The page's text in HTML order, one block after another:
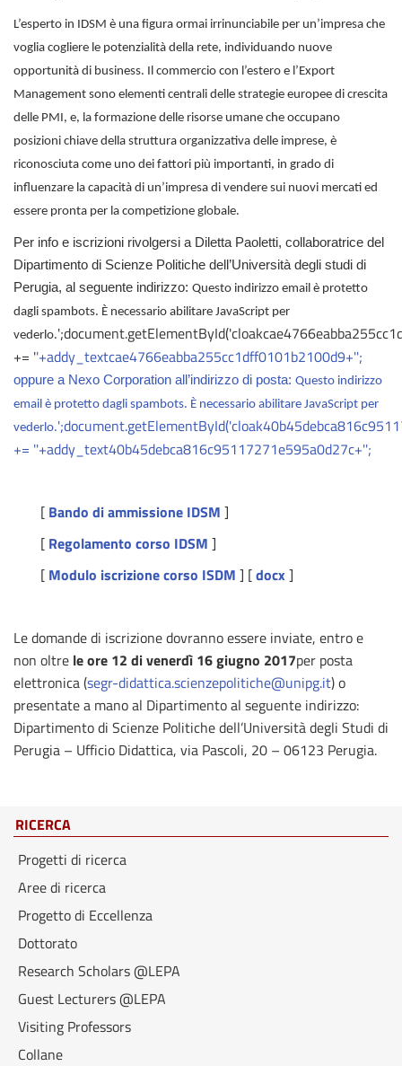
L’esperto in IDSM è una figura ormai irrinunciabile per un’impresa che
voglia cogliere le potenzialità della rete, individuando nuove
opportunità di business. Il commercio con l’estero e l’Export
Management sono elementi centrali delle strategie europee di crescita
delle PMI, e, la formazione delle risorse umane che occupano
posizioni chiave della struttura organizzativa delle imprese, è
riconosciuta come uno dei fattori più importanti, in grado di
influenzare la capacità di un’impresa di vendere sui nuovi mercati ed
essere pronta per la competizione globale.
Per info e iscrizioni rivolgersi a Diletta Paoletti, collaboratrice del
Dipartimento di Scienze Politiche dell’Università degli studi di
Perugia, al seguente indirizzo: Questo indirizzo email è protetto
dagli spambots. È necessario abilitare JavaScript per
vederlo.
+= ''+addy_textcae4766eabba255cc1dff0101b2100d9+'';
oppure a Nexo Corporation all’indirizzo di posta: Questo indirizzo
email è protetto dagli spambots. È necessario abilitare JavaScript per
vederlo.
+= ''+addy_text40b45debca816c95117271e595a0d27c+'';
[ Bando di ammissione IDSM ]
[ Regolamento corso IDSM ]
[ Modulo iscrizione corso ISDM ] [docx]
Le domande di iscrizione dovranno essere inviate, entro e
non oltre le ore 12 di venerdì 16 giugno 2017per posta
elettronica (segr-didattica.scienzepolitiche@unipg.it) o
presentate a mano al Dipartimento al seguente indirizzo:
Dipartimento di Scienze Politiche dell’Università degli Studi di
Perugia – Ufficio Didattica, via Pascoli, 20 – 06123 Perugia.
RICERCA
Progetti di ricerca
Aree di ricerca
Progetto di Eccellenza
Dottorato
Research Scholars @LEPA
Guest Lecturers @LEPA
Visiting Professors
Collane